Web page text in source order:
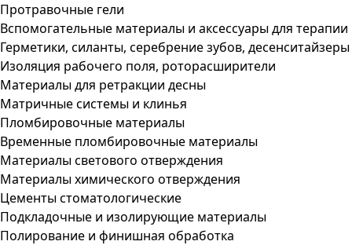
Протравочные гели
Вспомогательные материалы и аксессуары для терапии
Герметики, силанты, серебрение зубов, десенситайзеры
Изоляция рабочего поля, роторасширители
Материалы для ретракции десны
Матричные системы и клинья
Пломбировочные материалы
Временные пломбировочные материалы
Материалы светового отверждения
Материалы химического отверждения
Цементы стоматологические
Подкладочные и изолирующие материалы
Полирование и финишная обработка